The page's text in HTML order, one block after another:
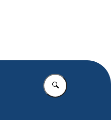
Vul in wat u